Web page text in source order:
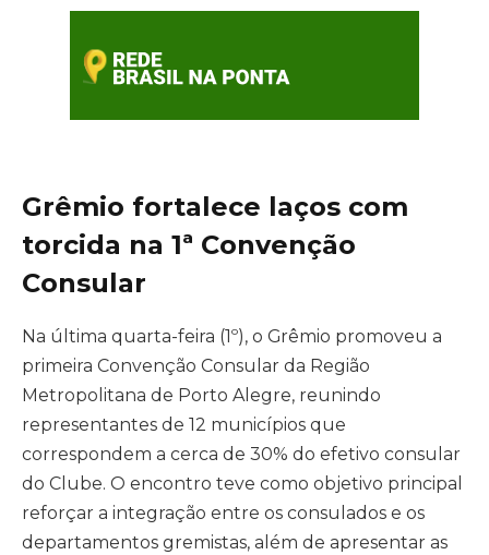
Grêmio fortalece laços com
torcida na 1ª Convenção
Consular
Na última quarta-feira (1º), o Grêmio promoveu a
primeira Convenção Consular da Região
Metropolitana de Porto Alegre, reunindo
representantes de 12 municípios que
correspondem a cerca de 30% do efetivo consular
do Clube. O encontro teve como objetivo principal
reforçar a integração entre os consulados e os
departamentos gremistas, além de apresentar as